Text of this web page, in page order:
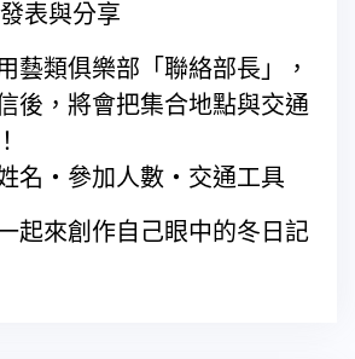
表與分享
藝類俱樂部「聯絡部長」，
後，將會把集合地點與交通
名‧參加人數‧交通工具
起來創作自己眼中的冬日記